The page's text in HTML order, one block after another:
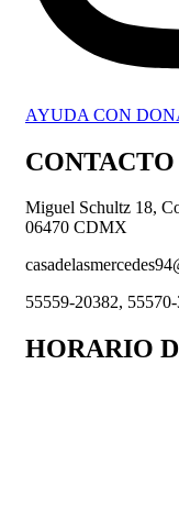
AYUDA CON
CONTACTO
Miguel Schultz 18,
06470 CDMX
55559-20382,
HORARIO